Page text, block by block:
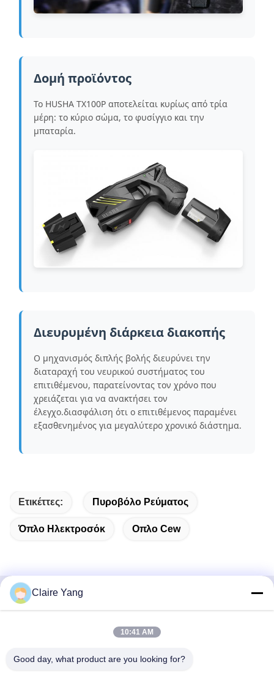
Δομή προϊόντος
Το HUSHA TX100P αποτελείται κυρίως από τρία
μέρη: το κύριο σώμα, το φυσίγγιο και την
μπαταρία.
Διευρυμένη διάρκεια διακοπής
Ο μηχανισμός διπλής βολής διευρύνει την
διαταραχή του νευρικού συστήματος του
επιτιθέμενου, παρατείνοντας τον χρόνο που
χρειάζεται για να ανακτήσει τον
έλεγχο.διασφάλιση ότι ο επιτιθέμενος παραμένει
εξασθενημένος για μεγαλύτερο χρονικό διάστημα.
Ετικέττες: Πυροβόλο Ρεύματος
Όπλο Ηλεκτροσόκ Οπλο Cew
Γρήγορη επικοινωνία
Κοινότητα Qinghu, Περιοχή Longhua, Πόλη Shenzhen,
Claire Yang
10:41 AM
Good day, what product are you looking for?